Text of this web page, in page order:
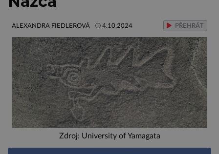
ALEXANDRA FIEDLEROVÁ 4.10.2024 PŘEHRÁT
Zdroj: University of Yamagata